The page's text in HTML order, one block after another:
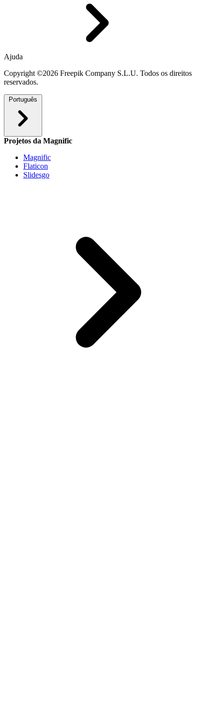
Ajuda
Copyright ©2026 Freepik Company S.L.U. Todos os direitos
reservados.
Português
Projetos da Magnific
Magnific
Flaticon
Slidesgo